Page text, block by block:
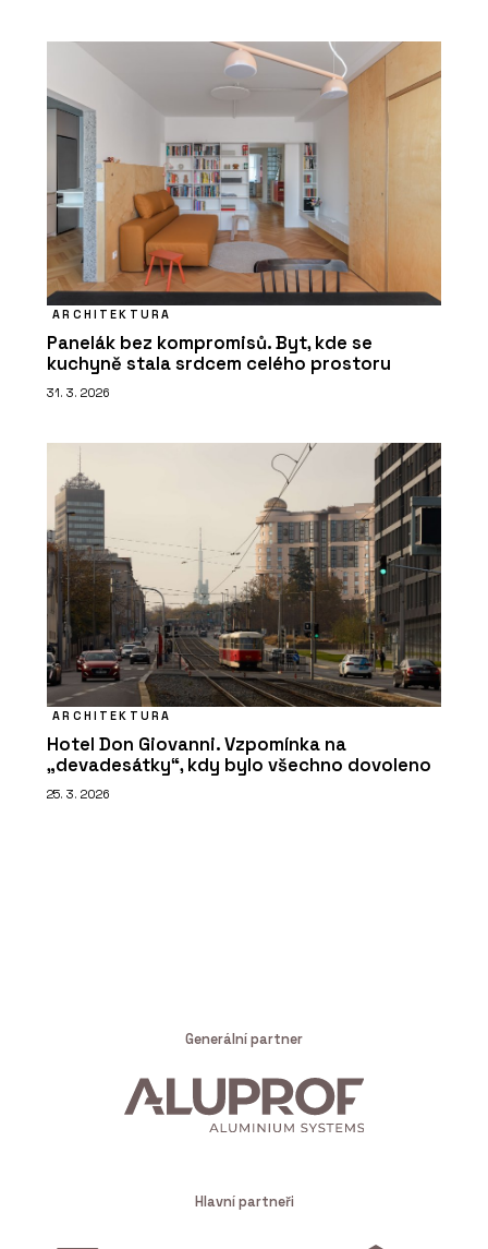
ARCHITEKTURA
Panelák bez kompromisů. Byt, kde se
kuchyně stala srdcem celého prostoru
31. 3. 2026
ARCHITEKTURA
Hotel Don Giovanni. Vzpomínka na
„devadesátky“, kdy bylo všechno dovoleno
25. 3. 2026
Generální partner
Hlavní partneři